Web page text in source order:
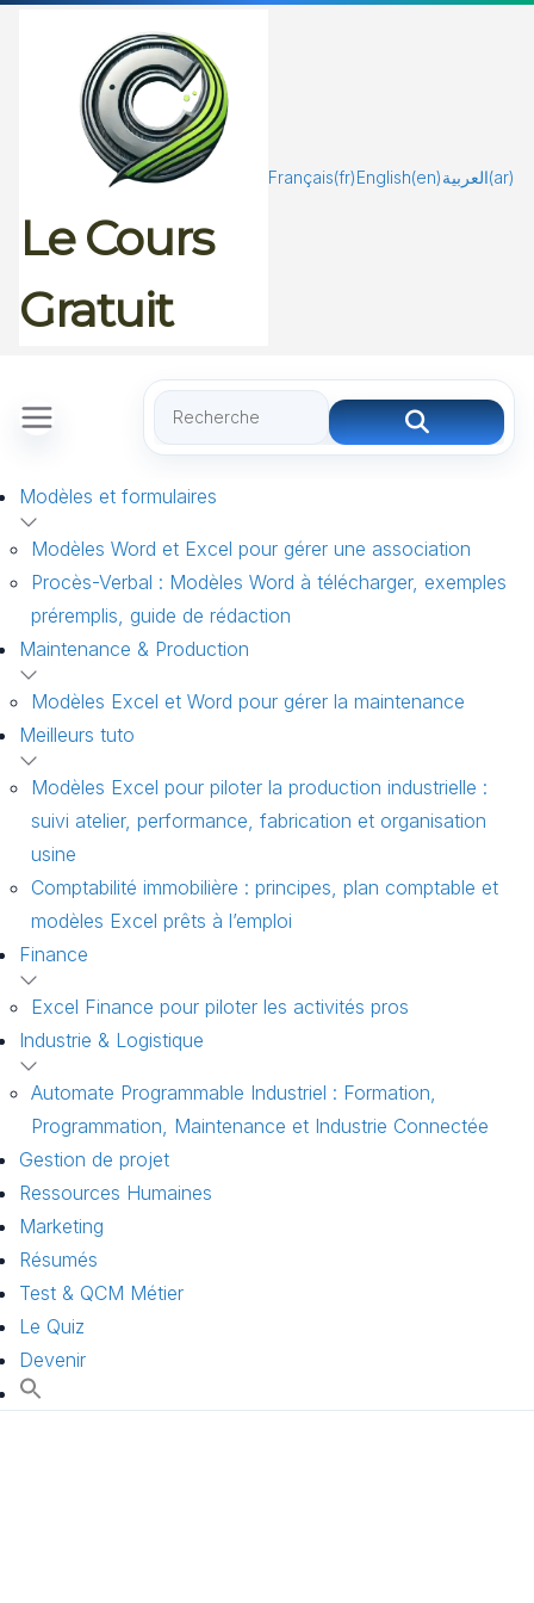
Le Cours
Gratuit
Français(fr) English(en)العربية(ar)
Modèles et formulaires
Modèles Word et Excel pour gérer une association
Procès-Verbal : Modèles Word à télécharger, exemples
préremplis, guide de rédaction
Maintenance & Production
Modèles Excel et Word pour gérer la maintenance
Meilleurs tuto
Modèles Excel pour piloter la production industrielle :
suivi atelier, performance, fabrication et organisation
usine
Comptabilité immobilière : principes, plan comptable et
modèles Excel prêts à l’emploi
Finance
Excel Finance pour piloter les activités pros
Industrie & Logistique
Automate Programmable Industriel : Formation,
Programmation, Maintenance et Industrie Connectée
Gestion de projet
Ressources Humaines
Marketing
Résumés
Test & QCM Métier
Le Quiz
Devenir